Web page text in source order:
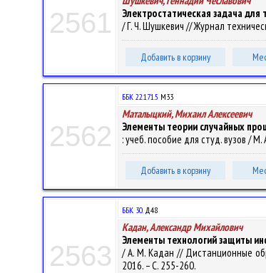
2561
Электростатическая задача
/ Г. Ч. Шушкевич // Журнал
Добавить в корзину
2562
ББК 22.171.5 М33
Маталыцкий, Михаил Алексеевич
Элементы теории случайных
: учеб. пособие для студ. вузов /
Добавить в корзину
2563
ББК 30.Д48
Кадан, Александр Михайлович
Элементы технологий защиты
/ А. М. Кадан // Дистанционные
2016. – С. 255-260.